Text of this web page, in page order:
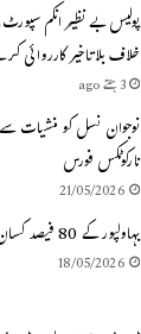
پولیس بے نظیر انکم
خلاف بلاتاخیر کارروائی
3 ہفتے ago
نوجوان نسل کو منشیات سے
نارکوٹکس فورس
21/05/2026
بہاولپور کے 80 فیصد کسان سبسڈی سے محروم رہ گئے
18/05/2026